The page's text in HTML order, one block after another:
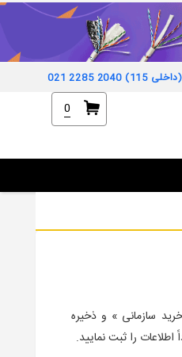
021 2285 2040 (داخلی 115)
0
سازمانی » و ذخیره
را ثبت نمایید.